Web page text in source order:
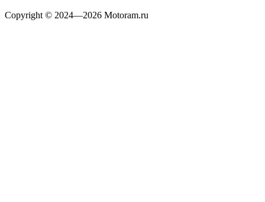
Copyright © 2024—2026 Motoram.ru